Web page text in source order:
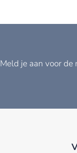
Meld je aan voor de